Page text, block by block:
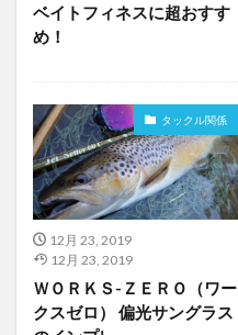
ベイトフィネスに超おすす
め！
タックル関係
12月 23, 2019
12月 23, 2019
ＷＯＲＫＳ-ＺＥＲＯ（ワー
クスゼロ） 偏光サングラス